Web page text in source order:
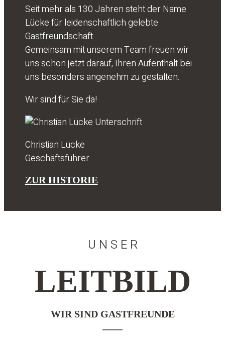
Seit mehr als 130 Jahren steht der Name
Lücke für leidenschaftlich gelebte
Gastfreundschaft.
Gemeinsam mit unserem Team freuen wir
uns schon jetzt darauf, Ihren Aufenthalt bei
uns besonders angenehm zu gestalten.
Wir sind für Sie da!
Christian Lücke
Geschäftsführer
ZUR HISTORIE
U N S E R
LEITBILD
WIR SIND GASTFREUNDE